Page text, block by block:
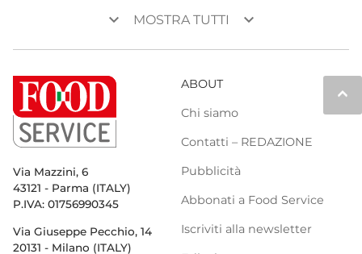
keyboard_arrow_down MOSTRA TUTTI keyboard_arrow_down
keyboard_arrow_up
Via Mazzini, 6
43121 - Parma (ITALY)
P.IVA: 01756990345
Via Giuseppe Pecchio, 14
20131 - Milano (ITALY)
ABOUT
Chi siamo
Contatti – REDAZIONE
Pubblicità
Abbonati a Food Service
Iscriviti alla newsletter